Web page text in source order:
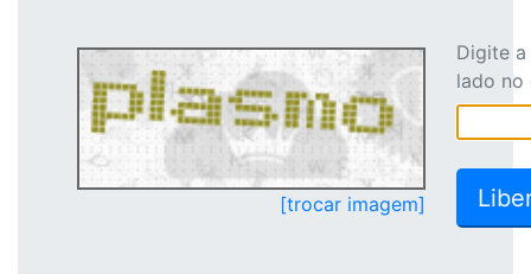
[trocar imagem]
Digite
lado no